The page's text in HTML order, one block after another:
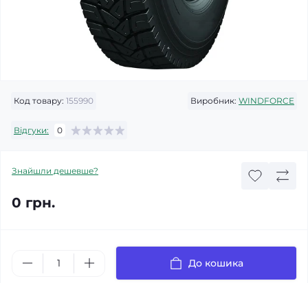
Код товару: 155990 Виробник: WINDFORCE
Відгуки: 0
Знайшли дешевше?
0 грн.
До кошика